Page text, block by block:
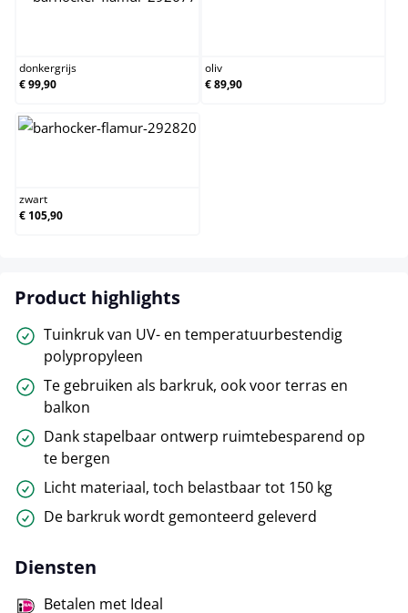
donkergrijs
€ 99,90
oliv
€ 89,90
zwart
€ 105,90
Product highlights
Tuinkruk van UV- en temperatuurbestendig
polypropyleen
Te gebruiken als barkruk, ook voor terras en
balkon
Dank stapelbaar ontwerp ruimtebesparend op
te bergen
Licht materiaal, toch belastbaar tot 150 kg
De barkruk wordt gemonteerd geleverd
Diensten
Betalen met Ideal